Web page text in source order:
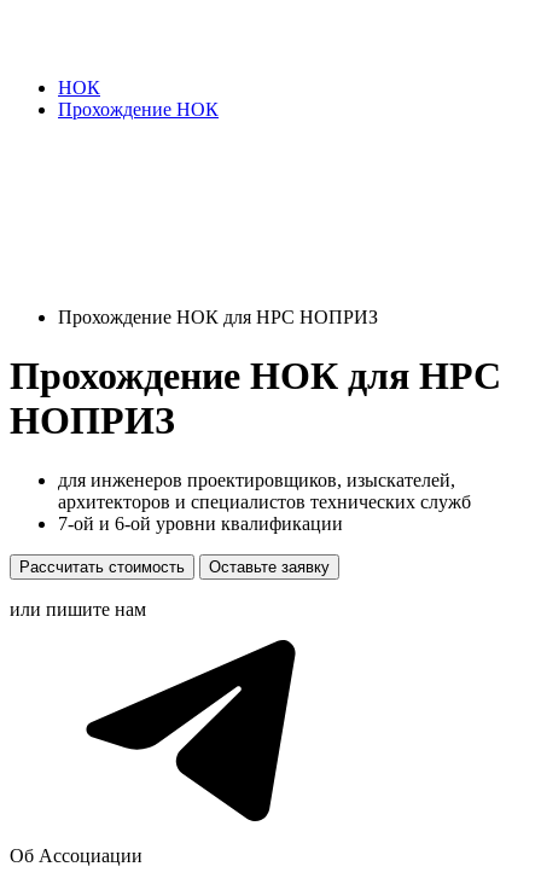
НОК
Прохождение НОК
Прохождение НОК для НРС НОПРИЗ
Прохождение НОК для НРС
НОПРИЗ
для инженеров проектировщиков, изыскателей,
архитекторов и специалистов технических служб
7-ой и 6-ой уровни квалификации
Рассчитать стоимость Оставьте заявку
или пишите нам
Об Ассоциации